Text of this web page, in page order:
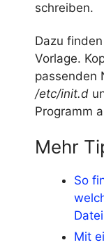
schreiben.
Dazu
Vorlage.
passenden
/etc/init.d
Programm
Mehr
So
Mit